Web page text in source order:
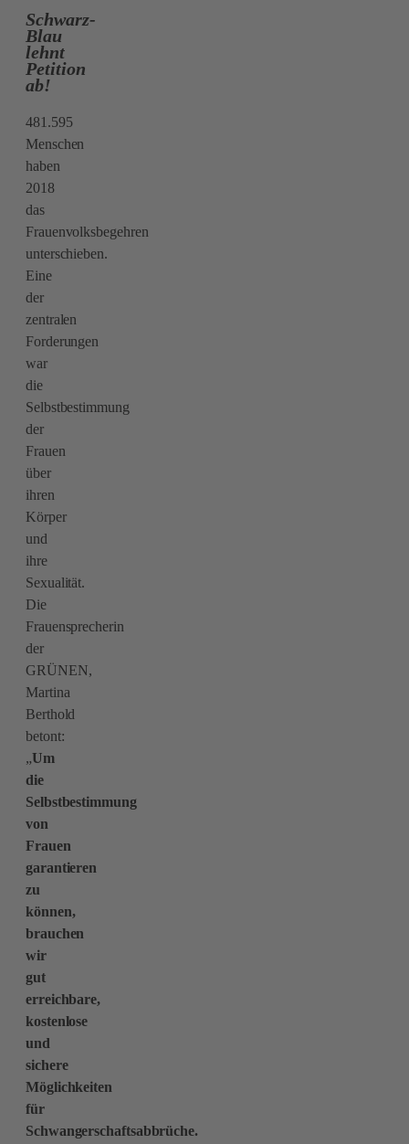
Schwarz-
Blau
lehnt
Petition
ab!
481.595
Menschen
haben
2018
das
Frauenvolksbegehren
unterschieben.
Eine
der
zentralen
Forderungen
war
die
Selbstbestimmung
der
Frauen
über
ihren
Körper
und
ihre
Sexualität.
Die
Frauensprecherin
der
GRÜNEN,
Martina
Berthold
betont:
„Um
die
Selbstbestimmung
von
Frauen
garantieren
zu
können,
brauchen
wir
gut
erreichbare,
kostenlose
und
sichere
Möglichkeiten
für
Schwangerschaftsabbrüche.